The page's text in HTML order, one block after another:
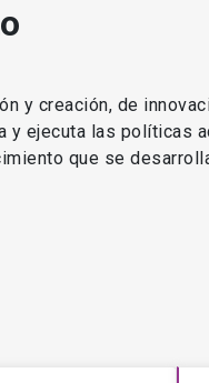
y creación, de
ejecuta las políticas
que se